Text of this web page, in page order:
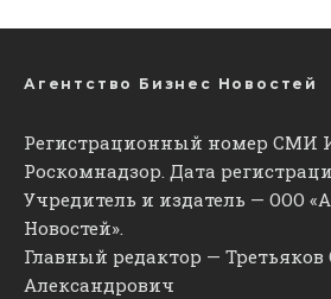
Агентство Бизнес Новостей
Регистрационный номер СМИ
Роскомнадзор. Дата
Учредитель и издатель — ООО
Новостей».
Главный редактор — Третьяков
Александрович